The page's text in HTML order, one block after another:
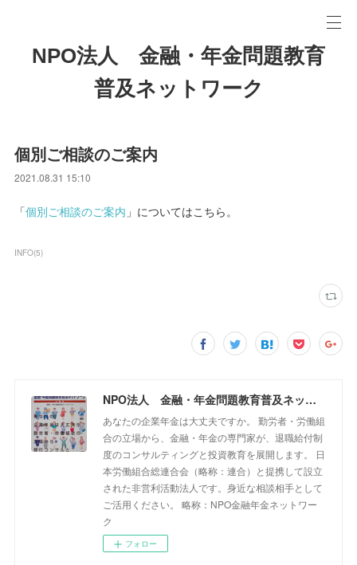
NPO法人 金融・年金問題教育
普及ネットワーク
個別ご相談のご案内
2021.08.31 15:10
「個別ご相談のご案内 」についてはこちら。
INFO(5)
NPO法人 金融・年金問題教育普及ネットワーク
あなたの企業年金は大丈夫ですか。 勤労者・労働組
合の立場から、金融・年金の専門家が、退職給付制
度のコンサルティングと投資教育を展開します。 日
本労働組合総連合会（略称：連合）と提携して設立
された非営利活動法人です。身近な相談相手として
ご活用ください。 略称：NPO金融年金ネットワー
ク
フォロー